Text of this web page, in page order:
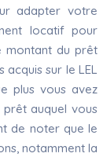
adapter votre
locatif pour
montant du prêt
sur le LEL
plus vous avez
auquel vous
de noter que le
notamment la